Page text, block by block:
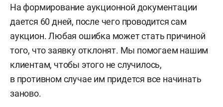
На формирование аукционной документации
дается 60 дней, после чего проводится сам
аукцион. Любая ошибка может стать причиной
того, что заявку отклонят. Мы помогаем нашим
клиентам, чтобы этого не случилось,
в противном случае им придется все начинать
заново.